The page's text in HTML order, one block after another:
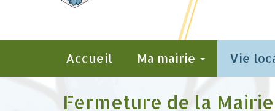
Accueil Ma mairie Vie
Fermeture de la